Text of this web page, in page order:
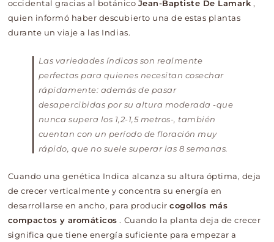
occidental gracias al botánico Jean-Baptiste De Lamark ,
quien informó haber descubierto una de estas plantas
durante un viaje a las Indias.
Las variedades índicas son realmente
perfectas para quienes necesitan cosechar
rápidamente: además de pasar
desapercibidas por su altura moderada -que
nunca supera los 1,2-1,5 metros-, también
cuentan con un período de floración muy
rápido, que no suele superar las 8 semanas.
Cuando una genética Indica alcanza su altura óptima, deja
de crecer verticalmente y concentra su energía en
desarrollarse en ancho, para producircogollos más
compactos y aromáticos . Cuando la planta deja de crecer
significa que tiene energía suficiente para empezar a